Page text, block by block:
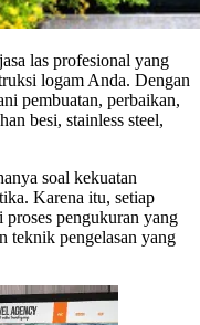
las profesional yang
logam Anda. Dengan
pembuatan, perbaikan,
besi, stainless steel,
soal kekuatan
Karena itu, setiap
pengukuran yang
teknik pengelasan yang